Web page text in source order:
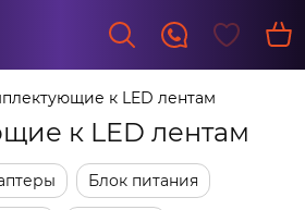
к LED лентам
к LED лентам
Блок питания